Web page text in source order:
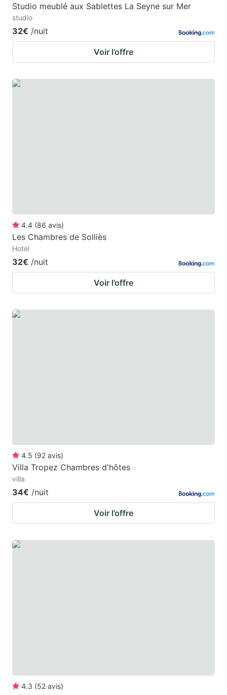
Studio meublé aux Sablettes La Seyne sur Mer
studio
32€ /nuit
Voir l’offre
4.4 (86 avis)
Les Chambres de Solliès
Hotel
32€ /nuit
Voir l’offre
4.5 (92 avis)
Villa Tropez Chambres d'hôtes
villa
34€ /nuit
Voir l’offre
4.3 (52 avis)